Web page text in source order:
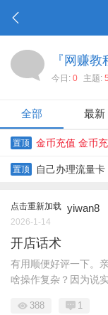
『网赚教
今日: 0 主题: 5
全部 最新
置顶 金币充值 金币
持
置顶 自己办理流量
点击重新加载 yiwan8
2026-1-14
开店话术
有用顺便好评一下。
啥操作复杂？因为说
388 1